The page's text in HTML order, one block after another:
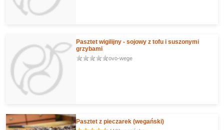
Pasztet wigilijny - sojowy z tofu i suszonymi
grzybami
ovo-wege
Pasztet z pieczarek (wegański)